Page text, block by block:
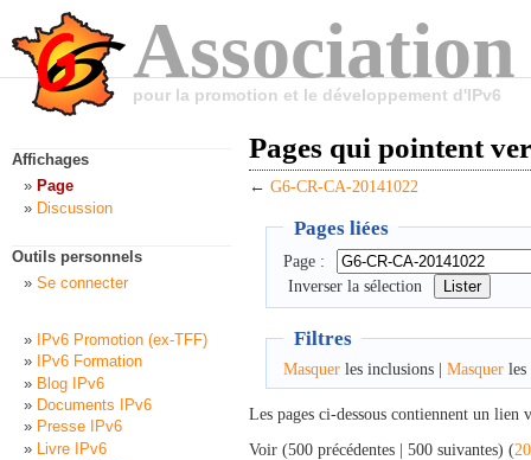
pour la promotion et le développement d'IPv6
Pages qui pointent
← G6-CR-CA-20141022
Pages liées
Page :
Inverser la sélection
Filtres
Masquerles inclusions | Masquerles
Les pages ci-dessous contiennent un lien
Voir (500 précédentes | 500 suivantes) (20
Affichages
Page
Discussion
Outils personnels
Se connecter
IPv6 Promotion (ex-TFF)
IPv6 Formation
Blog IPv6
Documents IPv6
Presse IPv6
Livre IPv6